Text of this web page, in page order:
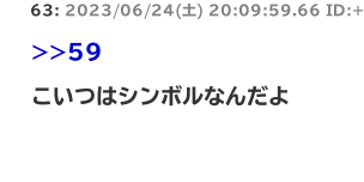
63: 2023/06/24(土) 20:09:59.66
>>59
こいつはシンボルなんだよ